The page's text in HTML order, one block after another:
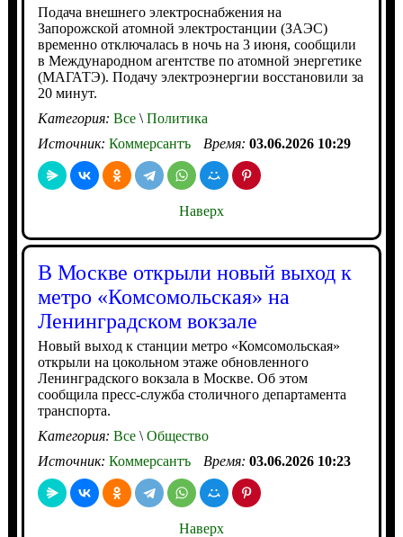
Подача внешнего электроснабжения на
Запорожской атомной электростанции (ЗАЭС)
временно отключалась в ночь на 3 июня, сообщили
в Международном агентстве по атомной энергетике
(МАГАТЭ). Подачу электроэнергии восстановили за
20 минут.
Категория: Все\Политика
Источник: Коммерсантъ Время: 03.06.2026 10:29
Наверх
В Москве открыли новый выход к
метро «Комсомольская» на
Ленинградском вокзале
Новый выход к станции метро «Комсомольская»
открыли на цокольном этаже обновленного
Ленинградского вокзала в Москве. Об этом
сообщила пресс-служба столичного департамента
транспорта.
Категория: Все\Общество
Источник: Коммерсантъ Время: 03.06.2026 10:23
Наверх